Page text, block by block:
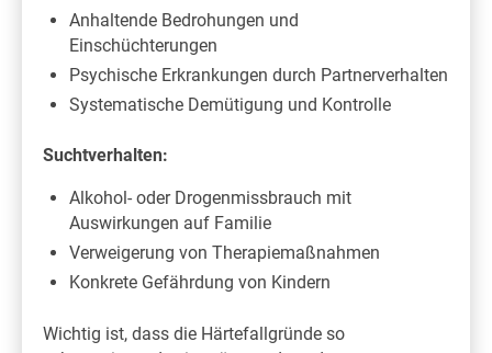
Anhaltende Bedrohungen und
Einschüchterungen
Psychische Erkrankungen durch Partnerverhalten
Systematische Demütigung und Kontrolle
Suchtverhalten:
Alkohol- oder Drogenmissbrauch mit
Auswirkungen auf Familie
Verweigerung von Therapiemaßnahmen
Konkrete Gefährdung von Kindern
Wichtig ist, dass die Härtefallgründe so